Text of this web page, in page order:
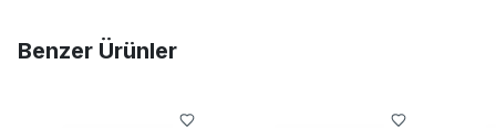
Benzer Ürünler